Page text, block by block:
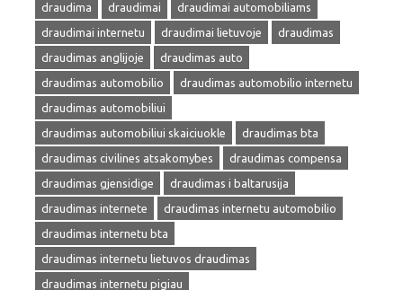
draudima
draudimai
draudimai automobiliams
draudimai internetu
draudimai lietuvoje
draudimas
draudimas anglijoje
draudimas auto
draudimas automobilio
draudimas automobilio internetu
draudimas automobiliui
draudimas automobiliui skaiciuokle
draudimas bta
draudimas civilines atsakomybes
draudimas compensa
draudimas gjensidige
draudimas i baltarusija
draudimas internete
draudimas internetu automobilio
draudimas internetu bta
draudimas internetu lietuvos draudimas
draudimas internetu pigiau